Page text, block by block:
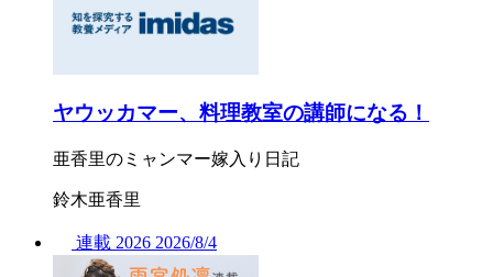
ヤウッカマー、料理教室の講師になる！
亜香里のミャンマー嫁入り日記
鈴木亜香里
連載 2026 2026/8/4